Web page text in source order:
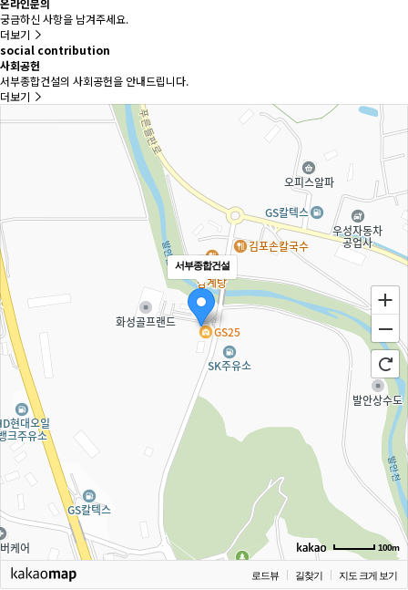
궁금하신 사항을 남겨주세요.
더보기
social contribution
사회공헌
서부종합건설의 사회공헌을 안내드립니다.
더보기
서부종합건설
100m
로드뷰 길찾기 지도 크게 보기